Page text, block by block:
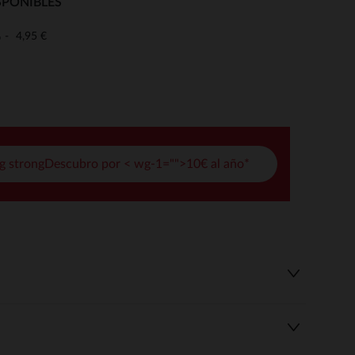
de privacidad, garantizando el cumplimiento de las
4,95 €
strongDescubro por < wg-1="">10€ al año*